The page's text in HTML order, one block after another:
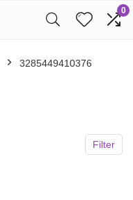
0
3285449410376
Filter